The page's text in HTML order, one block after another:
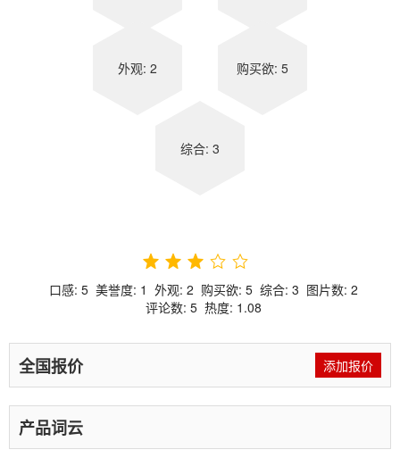
外观: 2 购买欲: 5
综合: 3
口感: 5 美誉度: 1 外观: 2 购买欲: 5 综合: 3 图片数: 2
评论数: 5 热度: 1.08
全国报价 添加报价
产品词云